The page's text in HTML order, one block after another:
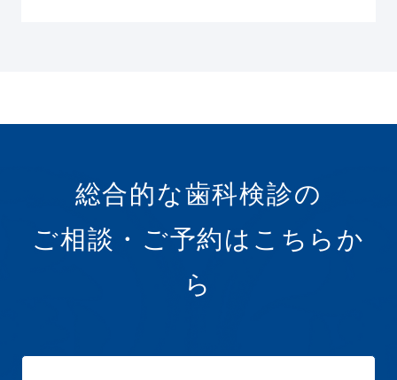
総合的な歯科検診の
ご相談・ご予約はこちらか
ら